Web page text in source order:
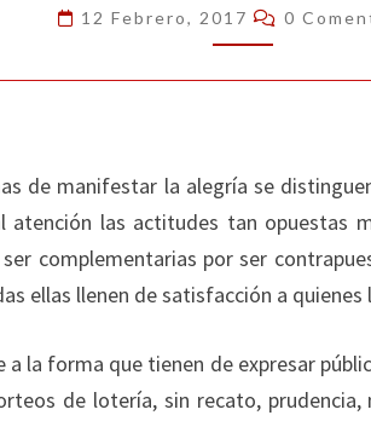
SER
12 Febrero, 2017 0
de manifestar la alegría se
atención las actitudes tan opuestas
complementarias por ser
ellas llenen de satisfacción a
a la forma que tienen de expresar
de lotería, sin recato,